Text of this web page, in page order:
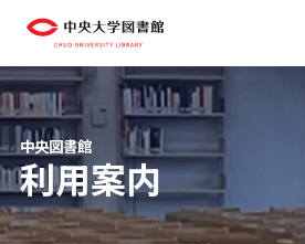
中央図書館
利用案内